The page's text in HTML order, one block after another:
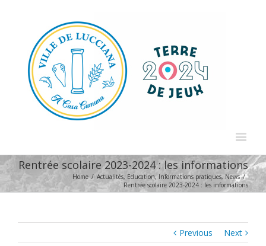
Rentrée scolaire 2023-2024 : les informations
Home / Actualités, Education, Informations pratiques, News /
Rentrée scolaire 2023-2024 : les informations
Previous Next